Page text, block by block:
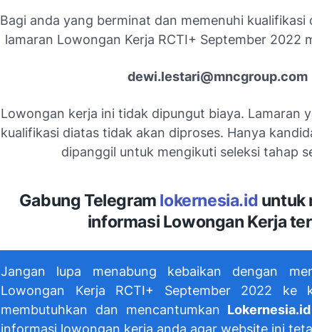
Bagi anda yang berminat dan memenuhi kualifikasi
lamaran Lowongan Kerja RCTI+ September 2022
dewi.lestari@mncgroup.com
Lowongan kerja ini tidak dipungut biaya. Lamaran
kualifikasi diatas tidak akan diproses. Hanya
dipanggil untuk mengikuti seleksi tahap
Gabung Telegram lokernesia.id untuk
informasi Lowongan Kerja
Jangan lupa menabung kebaikan dengan
Lowongan Kerja RCTI+ September 2022 ke
membutuhkan dan mencantumkan Lokernesia.id
informasi lowongan kerja anda agar website ini